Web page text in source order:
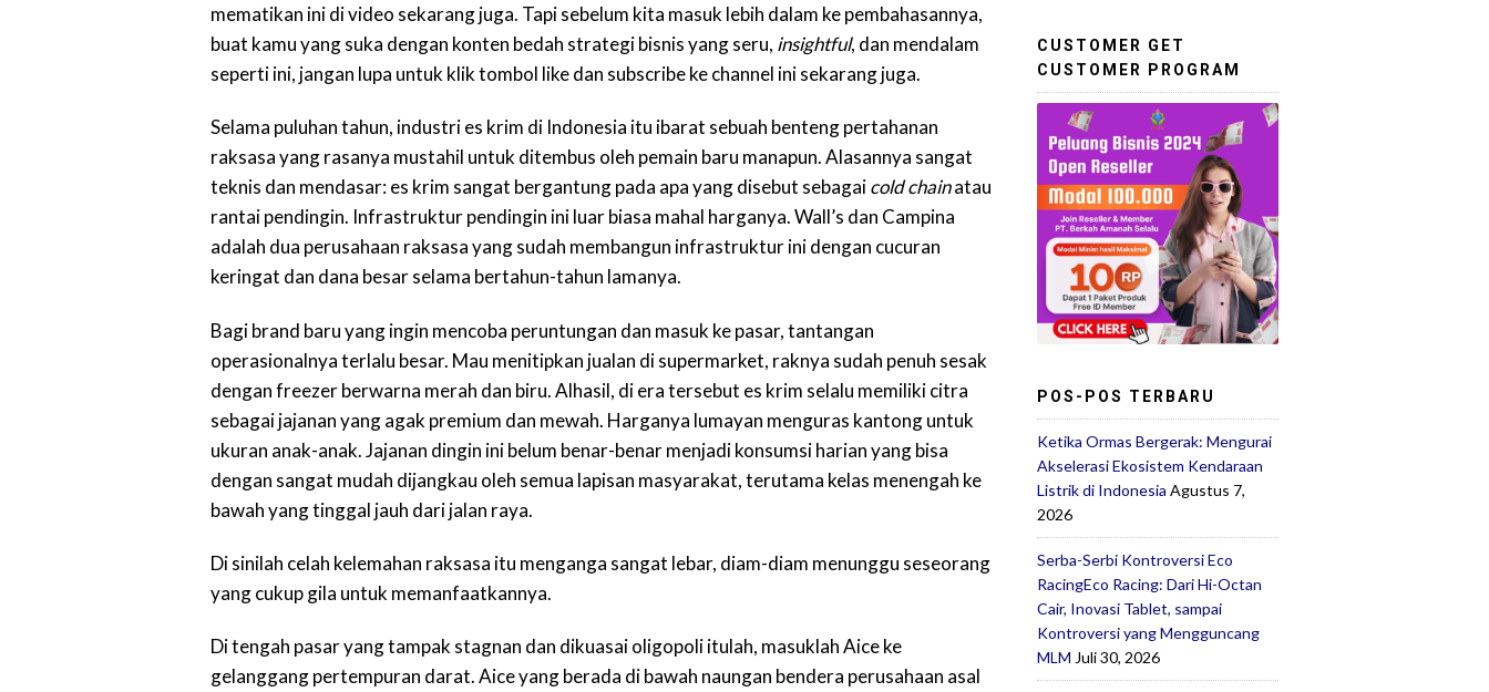
mematikan ini di video sekarang juga. Tapi sebelum kita masuk lebih dalam ke pembahasannya,
buat kamu yang suka dengan konten bedah strategi bisnis yang seru, insightful, dan mendalam
seperti ini, jangan lupa untuk klik tombol like dan subscribe ke channel ini sekarang juga.
Selama puluhan tahun, industri es krim di Indonesia itu ibarat sebuah benteng pertahanan
raksasa yang rasanya mustahil untuk ditembus oleh pemain baru manapun. Alasannya sangat
teknis dan mendasar: es krim sangat bergantung pada apa yang disebut sebagaicold chainatau
rantai pendingin. Infrastruktur pendingin ini luar biasa mahal harganya. Wall’s dan Campina
adalah dua perusahaan raksasa yang sudah membangun infrastruktur ini dengan cucuran
keringat dan dana besar selama bertahun-tahun lamanya.
Bagi brand baru yang ingin mencoba peruntungan dan masuk ke pasar, tantangan
operasionalnya terlalu besar. Mau menitipkan jualan di supermarket, raknya sudah penuh sesak
dengan freezer berwarna merah dan biru. Alhasil, di era tersebut es krim selalu memiliki citra
sebagai jajanan yang agak premium dan mewah. Harganya lumayan menguras kantong untuk
ukuran anak-anak. Jajanan dingin ini belum benar-benar menjadi konsumsi harian yang bisa
dengan sangat mudah dijangkau oleh semua lapisan masyarakat, terutama kelas menengah ke
bawah yang tinggal jauh dari jalan raya.
Di sinilah celah kelemahan raksasa itu menganga sangat lebar, diam-diam menunggu seseorang
yang cukup gila untuk memanfaatkannya.
Di tengah pasar yang tampak stagnan dan dikuasai oligopoli itulah, masuklah Aice ke
gelanggang pertempuran darat. Aice yang berada di bawah naungan bendera perusahaan asal
CUSTOMER GET
CUSTOMER PROGRAM
POS-POS TERBARU
Ketika Ormas Bergerak: Mengurai
Akselerasi Ekosistem Kendaraan
Listrik di Indonesia Agustus 7,
2026
Serba-Serbi Kontroversi Eco
RacingEco Racing: Dari Hi-Octan
Cair, Inovasi Tablet, sampai
Kontroversi yang Mengguncang
MLM Juli 30, 2026